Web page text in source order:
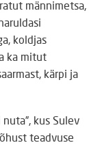
männimetsa,
koldjas
ka mitut
kärpi ja
kus Sulev
teadvuse